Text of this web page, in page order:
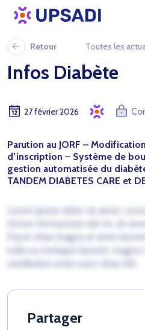
Retour Toutes les
Infos Diabète
27 février 2026
Parution au JORF –
d’inscription – Système de
gestion automatisée du
TANDEM DIABETES CARE et
Lorem ipsum dolor sit amet,
Donec fermentum elit mi, sit
Fusce vitae magna ut ante
nulla eu tristique laoreet, magna
vestibulum enim nunc vitae elit.
Partager